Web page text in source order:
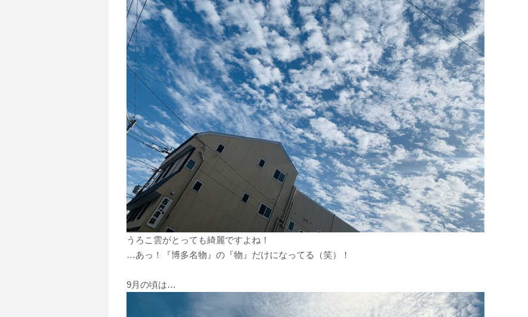
うろこ雲がとっても綺麗ですよね！
…あっ！『博多名物』の『物』だけになってる（笑）！
9月の頃は…